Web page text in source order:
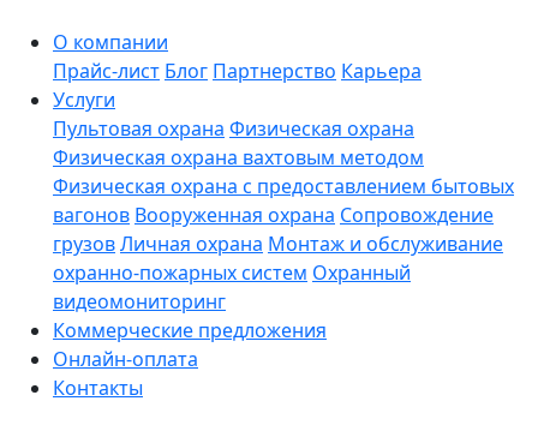
О компании
Прайс-лист Блог Партнерство Карьера
Услуги
Пультовая охрана Физическая охрана
Физическая охрана вахтовым методом
Физическая охрана с предоставлением бытовых
вагонов Вооруженная охрана Сопровождение
грузовЛичная охрана Монтаж и обслуживание
охранно-пожарных систем Охранный
видеомониторинг
Коммерческие предложения
Онлайн-оплата
Контакты